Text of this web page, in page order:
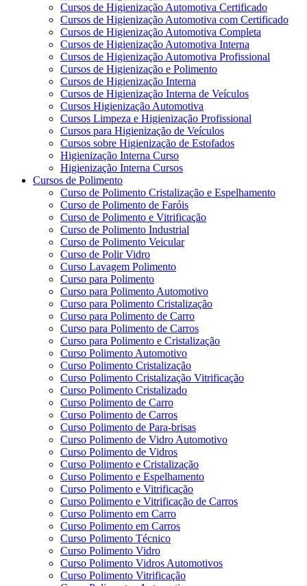
Cursos de Higienização Automotiva Certificado
Cursos de Higienização Automotiva com Certificado
Cursos de Higienização Automotiva Completa
Cursos de Higienização Automotiva Interna
Cursos de Higienização Automotiva Profissional
Cursos de Higienização e Polimento
Cursos de Higienização Interna
Cursos de Higienização Interna de Veículos
Cursos Higienização Automotiva
Cursos Limpeza e Higienização Profissional
Cursos para Higienização de Veículos
Cursos sobre Higienização de Estofados
Higienização Interna Curso
Higienização Interna Cursos
Cursos de Polimento
Curso de Polimento Cristalização e Espelhamento
Curso de Polimento de Faróis
Curso de Polimento e Vitrificação
Curso de Polimento Industrial
Curso de Polimento Veicular
Curso de Polir Vidro
Curso Lavagem Polimento
Curso para Polimento
Curso para Polimento Automotivo
Curso para Polimento Cristalização
Curso para Polimento de Carro
Curso para Polimento de Carros
Curso para Polimento e Cristalização
Curso Polimento Automotivo
Curso Polimento Cristalização
Curso Polimento Cristalização Vitrificação
Curso Polimento Cristalizado
Curso Polimento de Carro
Curso Polimento de Carros
Curso Polimento de Para-brisas
Curso Polimento de Vidro Automotivo
Curso Polimento de Vidros
Curso Polimento e Cristalização
Curso Polimento e Espelhamento
Curso Polimento e Vitrificação
Curso Polimento e Vitrificação de Carros
Curso Polimento em Carro
Curso Polimento em Carros
Curso Polimento Técnico
Curso Polimento Vidro
Curso Polimento Vidros Automotivos
Curso Polimento Vitrificação